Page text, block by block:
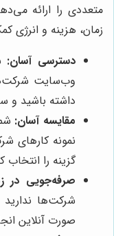
متعددی را ارائه
زمان، هزینه و انرژی
دسترسی آسان:
وب‌سایت
داشته باشید و
مقایسه آسان:
نمونه کارهای
گزینه را انتخاب
صرفه‌جویی در
شرکت‌ها
صورت آنلاین